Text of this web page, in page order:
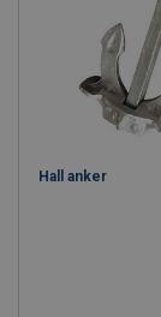
Hall anker